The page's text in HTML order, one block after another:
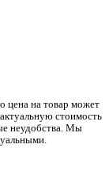
цена на товар может
стоимость
неудобства. Мы